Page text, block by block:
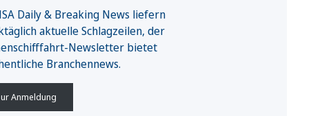
Daily & Breaking News liefern
aktuelle Schlagzeilen, der
Newsletter bietet
Branchennews.
Anmeldung